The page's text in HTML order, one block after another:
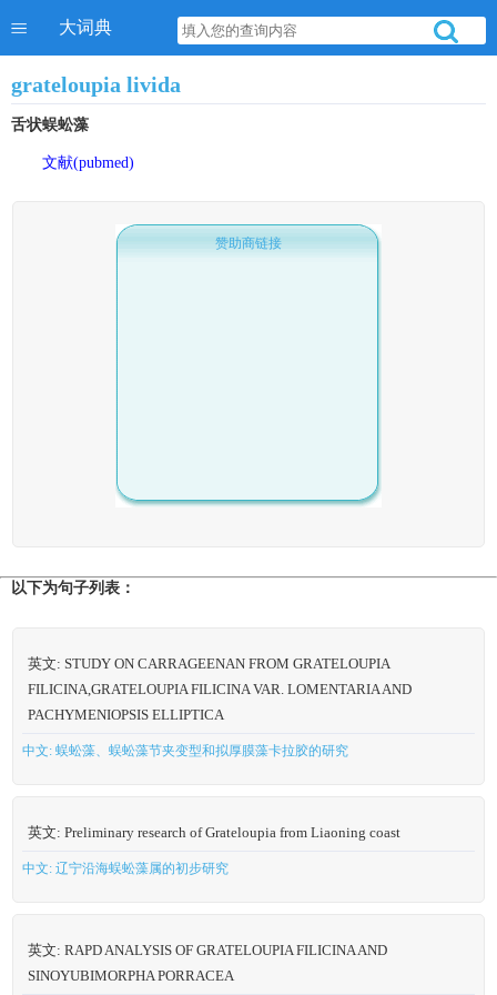
大词典
grateloupia livida
舌状蜈蚣藻
文献(pubmed)
赞助商链接
以下为句子列表：
英文: STUDY ON CARRAGEENAN FROM GRATELOUPIA
FILICINA,GRATELOUPIA FILICINA VAR. LOMENTARIA AND
PACHYMENIOPSIS ELLIPTICA
中文: 蜈蚣藻、蜈蚣藻节夹变型和拟厚膜藻卡拉胶的研究
英文: Preliminary research of Grateloupia from Liaoning coast
中文: 辽宁沿海蜈蚣藻属的初步研究
英文: RAPD ANALYSIS OF GRATELOUPIA FILICINA AND
SINOYUBIMORPHA PORRACEA